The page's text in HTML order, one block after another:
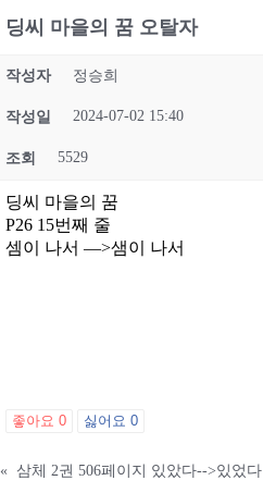
딩씨 마을의 꿈 오탈자
작성자 정승희
작성일 2024-07-02 15:40
조회 5529
딩씨 마을의 꿈
P26 15번째 줄
셈이 나서 —>샘이 나서
좋아요 0 싫어요 0
« 삼체 2권 506페이지 있았다-->있었다